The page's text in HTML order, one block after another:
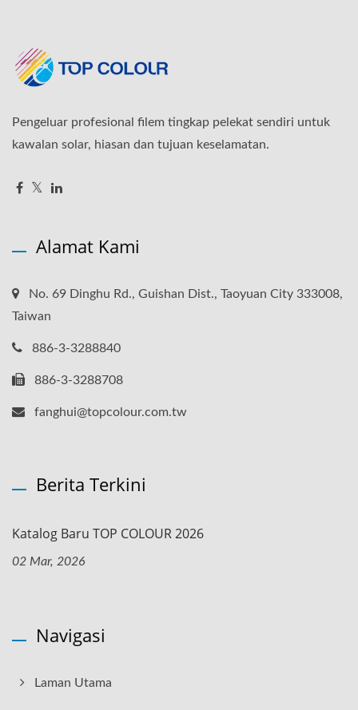
Pengeluar profesional filem tingkap pelekat sendiri untuk
kawalan solar, hiasan dan tujuan keselamatan.
Alamat Kami
No. 69 Dinghu Rd., Guishan Dist., Taoyuan City 333008,
Taiwan
886-3-3288840
886-3-3288708
fanghui@topcolour.com.tw
Berita Terkini
Katalog Baru TOP COLOUR 2026
02 Mar, 2026
Navigasi
Laman Utama